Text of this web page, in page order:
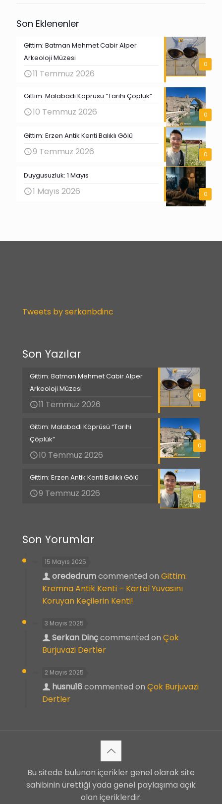
Son Eklenenler
0
Gittim: Batman Mehmet Cabir Alper
Arkeoloji Müzesi
11 Temmuz 2026
0
Gittim: Malabadi Köprüsü “Tarihi Çöplük”
10 Temmuz 2026
0
Gittim: Erzen Antik Kenti Balıklı Gölü
9 Temmuz 2026
0
Duygusuzluk: 1 Mayıs
1 Mayıs 2026
Tweets by serkanbdinc
Son Yazılar
0
Gittim: Batman Mehmet Cabir Alper
Arkeoloji Müzesi
11 Temmuz 2026
0
Gittim: Malabadi Köprüsü “Tarihi
Çöplük”
10 Temmuz 2026
0
Gittim: Erzen Antik Kenti Balıklı Gölü
9 Temmuz 2026
Son Yorumlar
15 Mayıs 2025
orededrumcommented on Gittim:
Kremna Antik Kenti – Kartal Yuvasını
Koruyan Keçilerin Kenti!
3 Mayıs 2025
Serkan Dinçcommented on Çok
Burjuvazi Dertler
2 Mayıs 2025
husnu16commented on Çok Burjuvazi
Dertler
Bu sitede bulunan içerikler genel olarak site
sahibinin ürettiği yada genel paylaşıma açık
olan içeriklerdir.